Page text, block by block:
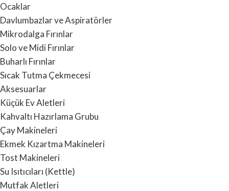
Ocaklar
Davlumbazlar ve Aspiratörler
Mikrodalga Fırınlar
Solo ve Midi Fırınlar
Buharlı Fırınlar
Sıcak Tutma Çekmecesi
Aksesuarlar
Küçük Ev Aletleri
Kahvaltı Hazırlama Grubu
Çay Makineleri
Ekmek Kızartma Makineleri
Tost Makineleri
Su Isıtıcıları (Kettle)
Mutfak Aletleri